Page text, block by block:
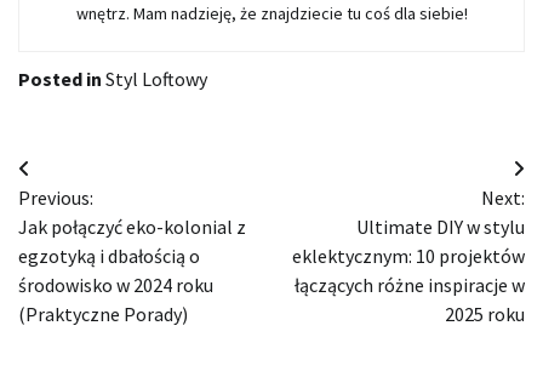
wnętrz. Mam nadzieję, że znajdziecie tu coś dla siebie!
Posted in Styl Loftowy
Nawigacja
wpisu
Previous:
Jak połączyć eko-kolonial z
egzotyką i dbałością o
środowisko w 2024 roku
(Praktyczne Porady)
Next:
Ultimate DIY w stylu
eklektycznym: 10 projektów
łączących różne inspiracje w
2025 roku